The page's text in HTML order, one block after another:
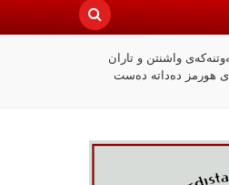
واشنتن و تاران
هورمز دەداتە دەست